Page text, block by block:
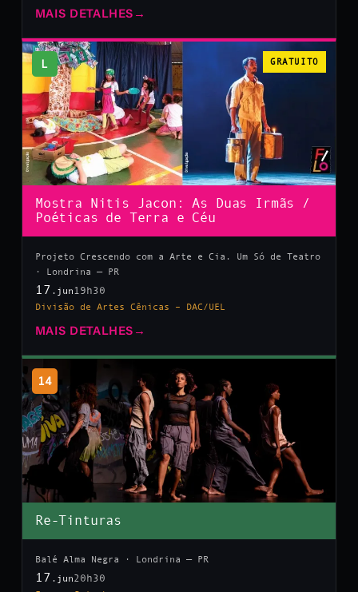
MAIS DETALHES →
L GRATUITO
Mostra Nitis Jacon: As Duas Irmãs /
Poéticas de Terra e Céu
Projeto Crescendo com a Arte e Cia. Um Só de Teatro
· Londrina — PR
17 .jun 19h30
Divisão de Artes Cênicas – DAC/UEL
MAIS DETALHES →
14
Re-Tinturas
Balé Alma Negra · Londrina — PR
17 .jun20h30